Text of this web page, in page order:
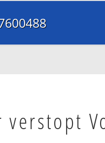
verstopt